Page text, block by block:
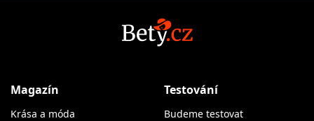
Magazín
Krása a móda
Testování
Budeme testovat